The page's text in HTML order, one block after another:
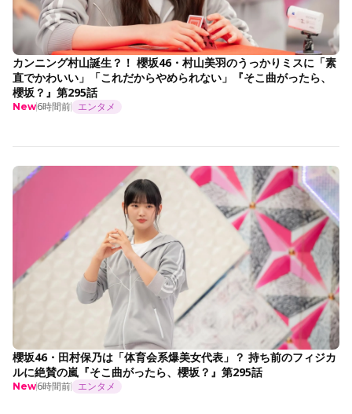
カンニング村山誕生？！ 櫻坂46・村山美羽のうっかりミスに「素
直でかわいい」「これだからやめられない」『そこ曲がったら、
櫻坂？』第295話
New6時間前 エンタメ
櫻坂46・田村保乃は「体育会系爆美女代表」？ 持ち前のフィジカ
ルに絶賛の嵐『そこ曲がったら、櫻坂？』第295話
New6時間前 エンタメ